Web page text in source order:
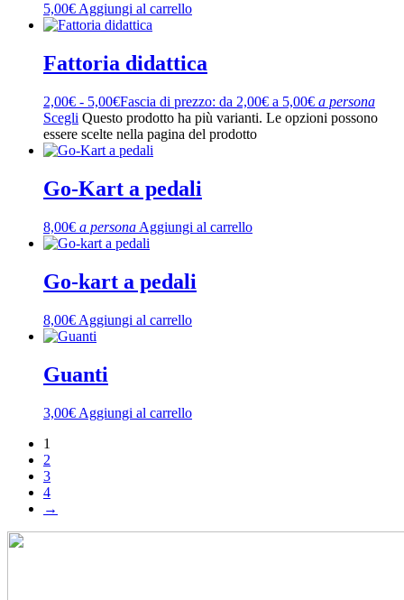
5,00€ Aggiungi al carrello
Fattoria didattica
2,00€ - 5,00€Fascia di prezzo: da 2,00€ a 5,00€ a persona
Scegli Questo prodotto ha più varianti. Le opzioni possono
essere scelte nella pagina del prodotto
Go-Kart a pedali
8,00€ a persona Aggiungi al carrello
Go-kart a pedali
8,00€ Aggiungi al carrello
Guanti
3,00€ Aggiungi al carrello
1
2
3
4
→